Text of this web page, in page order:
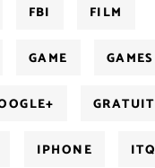
FBI FILM
GAME GAMES
GRATUIT
IPHONE ITQ